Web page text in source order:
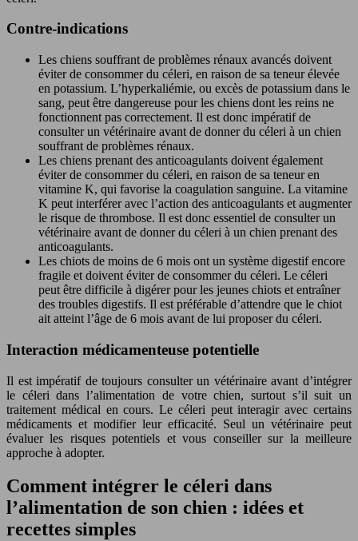
Contre-indications
Les chiens souffrant de problèmes rénaux avancés doivent
éviter de consommer du céleri, en raison de sa teneur élevée
en potassium. L’hyperkaliémie, ou excès de potassium dans le
sang, peut être dangereuse pour les chiens dont les reins ne
fonctionnent pas correctement. Il est donc impératif de
consulter un vétérinaire avant de donner du céleri à un chien
souffrant de problèmes rénaux.
Les chiens prenant des anticoagulants doivent également
éviter de consommer du céleri, en raison de sa teneur en
vitamine K, qui favorise la coagulation sanguine. La vitamine
K peut interférer avec l’action des anticoagulants et augmenter
le risque de thrombose. Il est donc essentiel de consulter un
vétérinaire avant de donner du céleri à un chien prenant des
anticoagulants.
Les chiots de moins de 6 mois ont un système digestif encore
fragile et doivent éviter de consommer du céleri. Le céleri
peut être difficile à digérer pour les jeunes chiots et entraîner
des troubles digestifs. Il est préférable d’attendre que le chiot
ait atteint l’âge de 6 mois avant de lui proposer du céleri.
Interaction médicamenteuse potentielle
Il est impératif de toujours consulter un vétérinaire avant d’intégrer
le céleri dans l’alimentation de votre chien, surtout s’il suit un
traitement médical en cours. Le céleri peut interagir avec certains
médicaments et modifier leur efficacité. Seul un vétérinaire peut
évaluer les risques potentiels et vous conseiller sur la meilleure
approche à adopter.
Comment intégrer le céleri dans
l’alimentation de son chien : idées et
recettes simples